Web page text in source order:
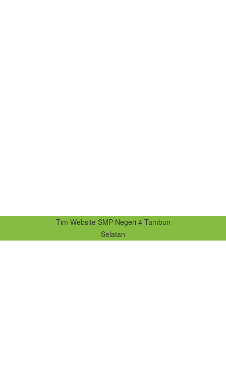
Tim Website SMP Negeri 4 Tambun
Selatan